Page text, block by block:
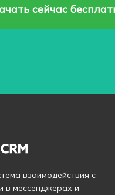
сейчас
взаимодействия с
в мессенджерах и